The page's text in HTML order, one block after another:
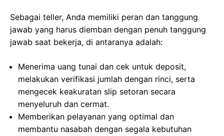
Sebagai teller, Anda memiliki peran dan tanggung
jawab yang harus diemban dengan penuh tanggung
jawab saat bekerja, di antaranya adalah:
Menerima uang tunai dan cek untuk deposit,
melakukan verifikasi jumlah dengan rinci, serta
mengecek keakuratan slip setoran secara
menyeluruh dan cermat.
Memberikan pelayanan yang optimal dan
membantu nasabah dengan segala kebutuhan